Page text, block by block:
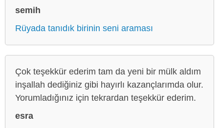
semih
Rüyada tanıdık birinin seni araması
Çok teşekkür ederim tam da yeni bir mülk aldım
inşallah dediğiniz gibi hayırlı kazançlarımda olur.
Yorumladığınız için tekrardan teşekkür ederim.
esra